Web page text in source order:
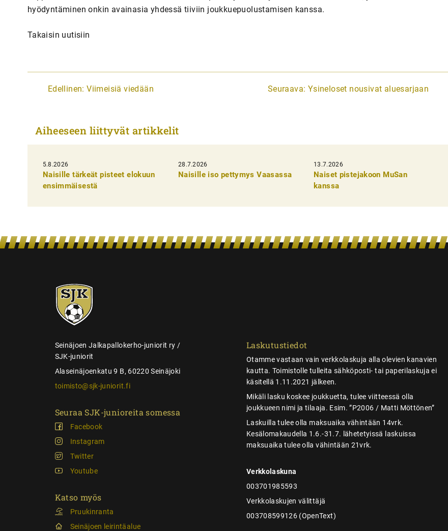
hyödyntäminen onkin avainasia yhdessä tiiviin joukkuepuolustamisen kanssa.
Takaisin uutisiin
A
i
k
e
n
Edellinen: Viimeisiä viedään Seuraava: Ysineloset nousivat aluesarjaan
Aiheeseen liittyvät artikkelit
5.8.2026
Naisille tärkeät pisteet elokuun
ensimmäisestä
28.7.2026
Naisille iso pettymys Vaasassa
13.7.2026
Naiset pistejakoon MuSan
kanssa
SJK-
juniorit
Seinäjoen Jalkapallokerho-juniorit ry /
SJK-juniorit
Alaseinäjoenkatu 9 B, 60220 Seinäjoki
toimisto@sjk-juniorit.fi
Seuraa SJK-junioreita somessa
Facebook
Instagram
Twitter
Youtube
Katso myös
Pruukinranta
Seinäjoen leirintäalue
Laskutustiedot
Otamme vastaan vain verkkolaskuja alla olevien kanavien
kautta. Toimistolle tulleita sähköposti- tai paperilaskuja ei
käsitellä 1.11.2021 jälkeen.
Mikäli lasku koskee joukkuetta, tulee viitteessä olla
joukkueen nimi ja tilaaja. Esim. ”P2006 / Matti Möttönen”
Laskuilla tulee olla maksuaika vähintään 14vrk.
Kesälomakaudella 1.6.-31.7. lähetetyissä laskuissa
maksuaika tulee olla vähintään 21vrk.
Verkkolaskuna
003701985593
Verkkolaskujen välittäjä
003708599126 (OpenText)